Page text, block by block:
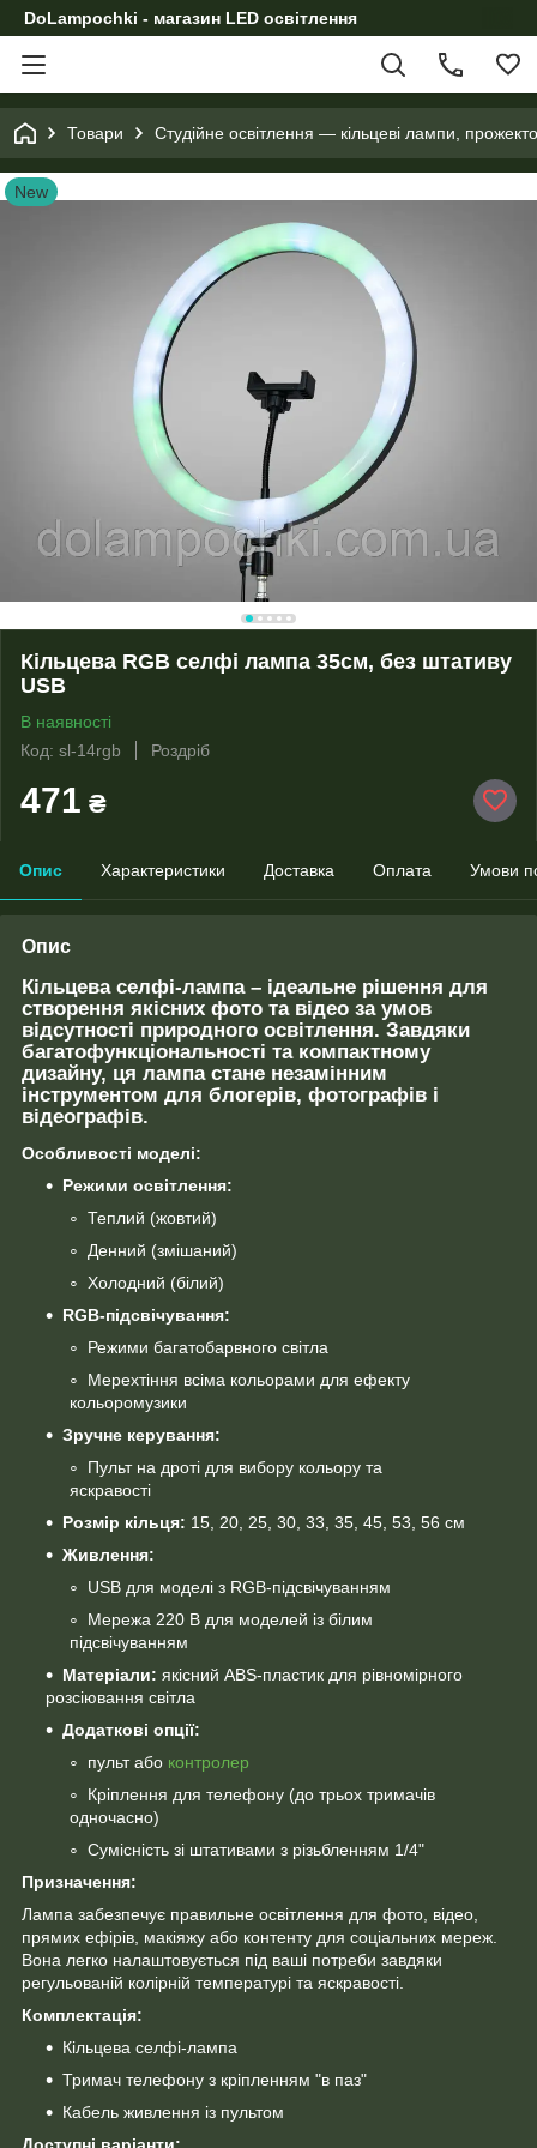
DoLampochki - магазин LED освітлення
Товари Студійне освітлення — кільцеві лампи,
New
Кільцева RGB селфі лампа 35см, без штативу
USB
В наявності
Код: sl-14rgb
Роздріб
471 ₴
Опис Характеристики Доставка Оплата Умови
Опис
Кільцева селфі-лампа – ідеальне рішення для
створення якісних фото та відео за умов
відсутності природного освітлення. Завдяки
багатофункціональності та компактному
дизайну, ця лампа стане незамінним
інструментом для блогерів, фотографів і
відеографів.
Особливості моделі:
Режими освітлення:
Теплий (жовтий)
Денний (змішаний)
Холодний (білий)
RGB-підсвічування:
Режими багатобарвного світла
Мерехтіння всіма кольорами для ефекту
кольоромузики
Зручне керування:
Пульт на дроті для вибору кольору та
яскравості
Розмір кільця: 15, 20, 25, 30, 33, 35, 45, 53, 56 см
Живлення:
USB для моделі з RGB-підсвічуванням
Мережа 220 В для моделей із білим
підсвічуванням
Матеріали: якісний ABS-пластик для рівномірного
розсіювання світла
Додаткові опції:
пульт або контролер
Кріплення для телефону (до трьох тримачів
одночасно)
Сумісність зі штативами з різьбленням 1/4"
Призначення:
Лампа забезпечує правильне освітлення для фото, відео,
прямих ефірів, макіяжу або контенту для соціальних мереж.
Вона легко налаштовується під ваші потреби завдяки
регульованій колірній температурі та яскравості.
Комплектація:
Кільцева селфі-лампа
Тримач телефону з кріпленням "в паз"
Кабель живлення із пультом
Доступні варіанти: